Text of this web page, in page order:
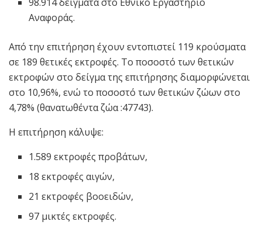
Αναφοράς.
Από την επιτήρηση έχουν εντοπιστεί 119 κρούσματα
σε 189 θετικές εκτροφές. Το ποσοστό των θετικών
εκτροφών στο δείγμα της επιτήρησης διαμορφώνεται
στο 10,96%, ενώ το ποσοστό των θετικών ζώων στο
4,78% (θανατωθέντα ζώα :47743).
Η επιτήρηση κάλυψε:
1.589 εκτροφές προβάτων,
18 εκτροφές αιγών,
21 εκτροφές βοοειδών,
97 μικτές εκτροφές.